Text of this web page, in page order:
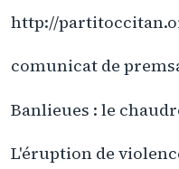
http://
comunicat de
Banlieues : le
L'éruption de